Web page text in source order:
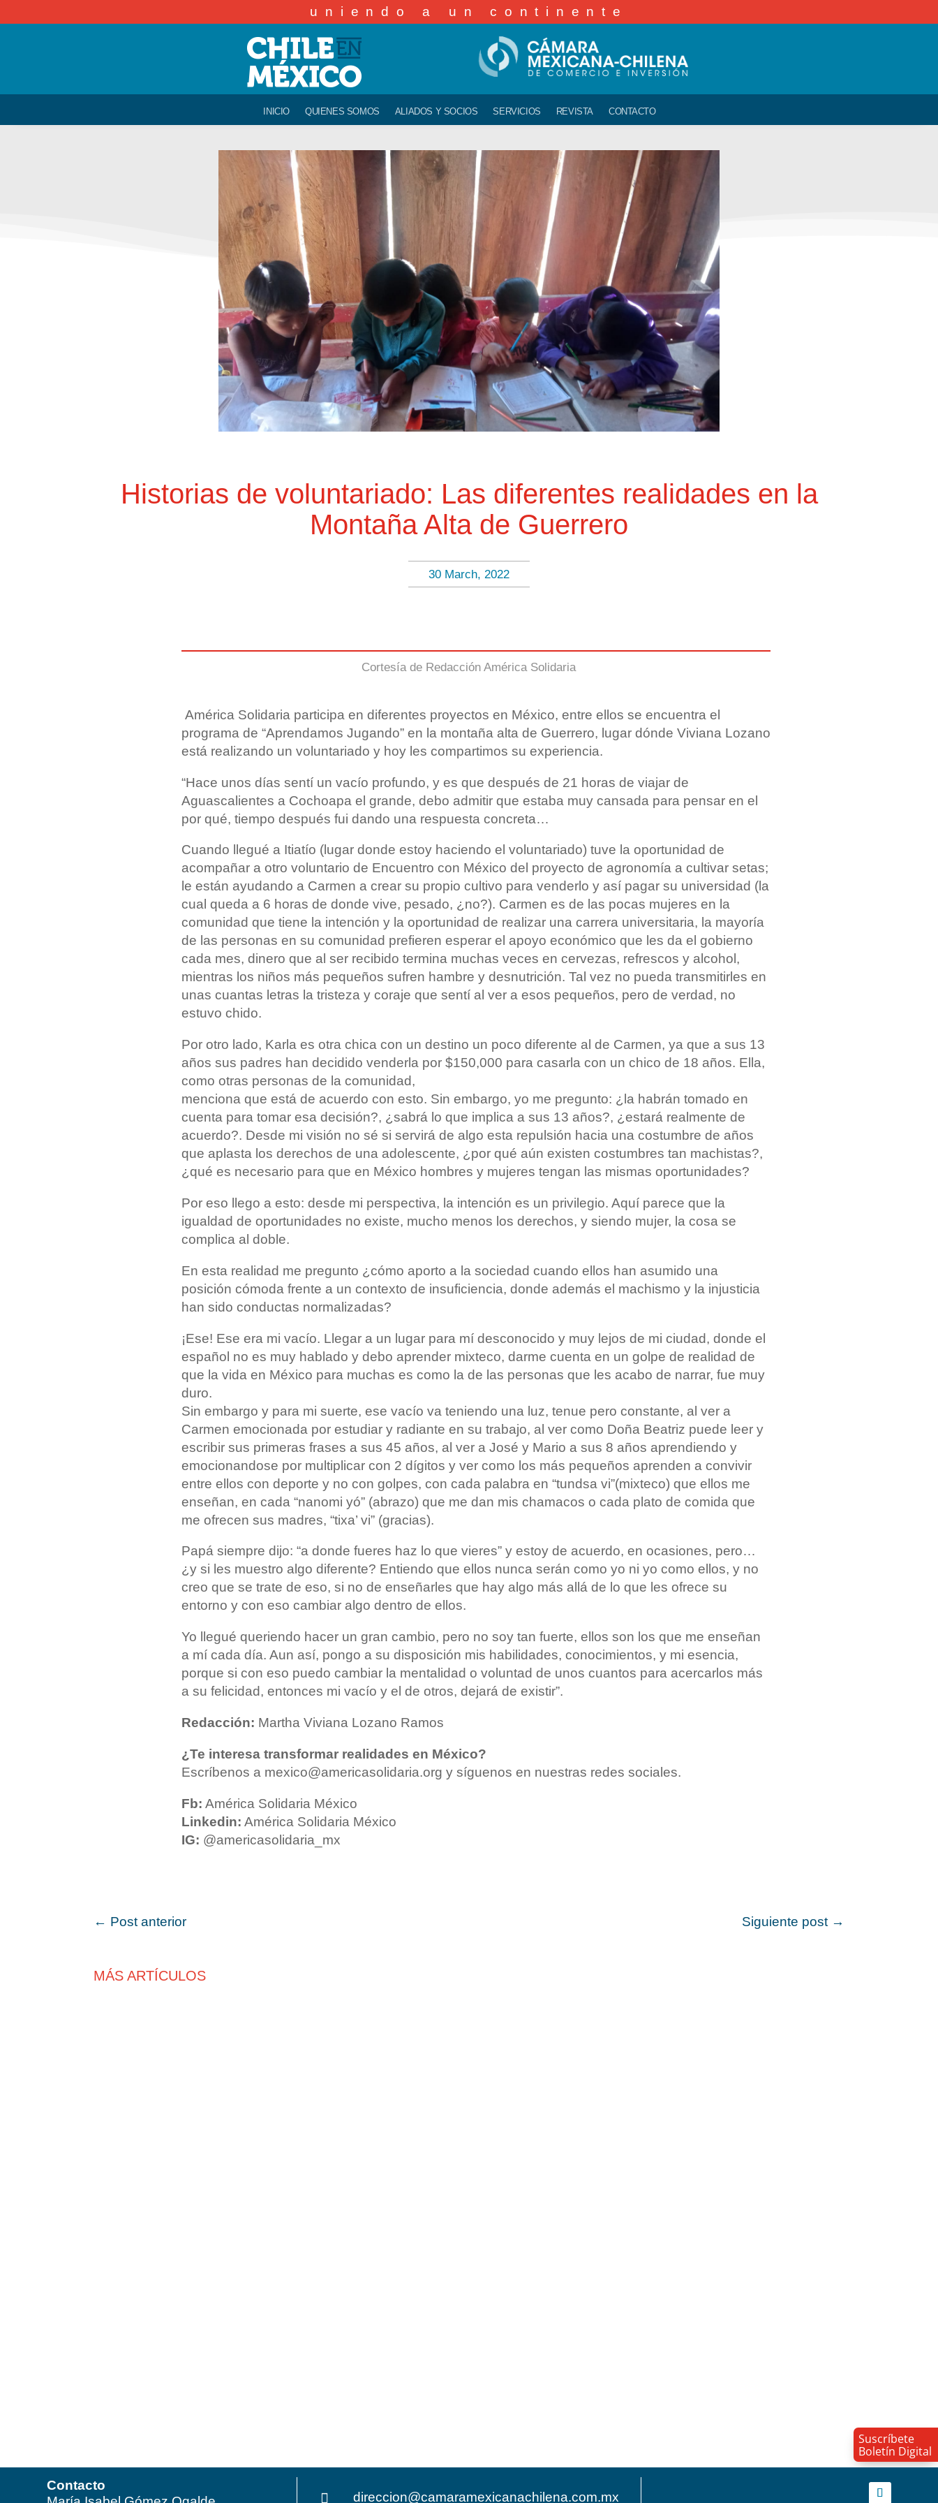
uniendo a un continente
INICIO QUIENES SOMOS ALIADOS Y SOCIOS SERVICIOS REVISTA CONTACTO
Historias de voluntariado: Las diferentes realidades en la
Montaña Alta de Guerrero
30 March, 2022
Cortesía de Redacción América Solidaria
América Solidaria participa en diferentes proyectos en México, entre ellos se encuentra el
programa de “Aprendamos Jugando” en la montaña alta de Guerrero, lugar dónde Viviana Lozano
está realizando un voluntariado y hoy les compartimos su experiencia.
“Hace unos días sentí un vacío profundo, y es que después de 21 horas de viajar de
Aguascalientes a Cochoapa el grande, debo admitir que estaba muy cansada para pensar en el
por qué, tiempo después fui dando una respuesta concreta…
Cuando llegué a Itiatío (lugar donde estoy haciendo el voluntariado) tuve la oportunidad de
acompañar a otro voluntario de Encuentro con México del proyecto de agronomía a cultivar setas;
le están ayudando a Carmen a crear su propio cultivo para venderlo y así pagar su universidad (la
cual queda a 6 horas de donde vive, pesado, ¿no?). Carmen es de las pocas mujeres en la
comunidad que tiene la intención y la oportunidad de realizar una carrera universitaria, la mayoría
de las personas en su comunidad prefieren esperar el apoyo económico que les da el gobierno
cada mes, dinero que al ser recibido termina muchas veces en cervezas, refrescos y alcohol,
mientras los niños más pequeños sufren hambre y desnutrición. Tal vez no pueda transmitirles en
unas cuantas letras la tristeza y coraje que sentí al ver a esos pequeños, pero de verdad, no
estuvo chido.
Por otro lado, Karla es otra chica con un destino un poco diferente al de Carmen, ya que a sus 13
años sus padres han decidido venderla por $150,000 para casarla con un chico de 18 años. Ella,
como otras personas de la comunidad,
menciona que está de acuerdo con esto. Sin embargo, yo me pregunto: ¿la habrán tomado en
cuenta para tomar esa decisión?, ¿sabrá lo que implica a sus 13 años?, ¿estará realmente de
acuerdo?. Desde mi visión no sé si servirá de algo esta repulsión hacia una costumbre de años
que aplasta los derechos de una adolescente, ¿por qué aún existen costumbres tan machistas?,
¿qué es necesario para que en México hombres y mujeres tengan las mismas oportunidades?
Por eso llego a esto: desde mi perspectiva, la intención es un privilegio. Aquí parece que la
igualdad de oportunidades no existe, mucho menos los derechos, y siendo mujer, la cosa se
complica al doble.
En esta realidad me pregunto ¿cómo aporto a la sociedad cuando ellos han asumido una
posición cómoda frente a un contexto de insuficiencia, donde además el machismo y la injusticia
han sido conductas normalizadas?
¡Ese! Ese era mi vacío. Llegar a un lugar para mí desconocido y muy lejos de mi ciudad, donde el
español no es muy hablado y debo aprender mixteco, darme cuenta en un golpe de realidad de
que la vida en México para muchas es como la de las personas que les acabo de narrar, fue muy
duro.
Sin embargo y para mi suerte, ese vacío va teniendo una luz, tenue pero constante, al ver a
Carmen emocionada por estudiar y radiante en su trabajo, al ver como Doña Beatriz puede leer y
escribir sus primeras frases a sus 45 años, al ver a José y Mario a sus 8 años aprendiendo y
emocionandose por multiplicar con 2 dígitos y ver como los más pequeños aprenden a convivir
entre ellos con deporte y no con golpes, con cada palabra en “tundsa vi”(mixteco) que ellos me
enseñan, en cada “nanomi yó” (abrazo) que me dan mis chamacos o cada plato de comida que
me ofrecen sus madres, “tixa’ vi” (gracias).
Papá siempre dijo: “a donde fueres haz lo que vieres” y estoy de acuerdo, en ocasiones, pero…
¿y si les muestro algo diferente? Entiendo que ellos nunca serán como yo ni yo como ellos, y no
creo que se trate de eso, si no de enseñarles que hay algo más allá de lo que les ofrece su
entorno y con eso cambiar algo dentro de ellos.
Yo llegué queriendo hacer un gran cambio, pero no soy tan fuerte, ellos son los que me enseñan
a mí cada día. Aun así, pongo a su disposición mis habilidades, conocimientos, y mi esencia,
porque si con eso puedo cambiar la mentalidad o voluntad de unos cuantos para acercarlos más
a su felicidad, entonces mi vacío y el de otros, dejará de existir”.
Redacción: Martha Viviana Lozano Ramos
¿Te interesa transformar realidades en México?
Escríbenos a mexico@americasolidaria.org y síguenos en nuestras redes sociales.
Fb: América Solidaria México
Linkedin: América Solidaria México
IG: @americasolidaria_mx
← Post anterior Siguiente post→
MÁS ARTÍCULOS
Suscríbete
Boletín Digital
Contacto
 direccion@camaramexicanachilena.com.mx